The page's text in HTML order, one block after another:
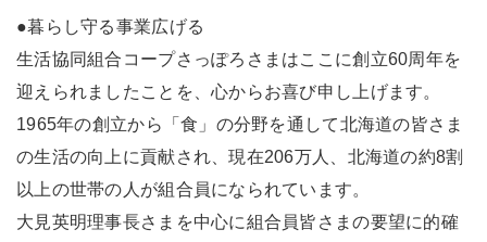
●暮らし守る事業広げる
生活協同組合コープさっぽろさまはここに創立60周年を
迎えられましたことを、心からお喜び申し上げます。
1965年の創立から「食」の分野を通して北海道の皆さま
の生活の向上に貢献され、現在206万人、北海道の約8割
以上の世帯の人が組合員になられています。
大見英明理事長さまを中心に組合員皆さまの要望に的確